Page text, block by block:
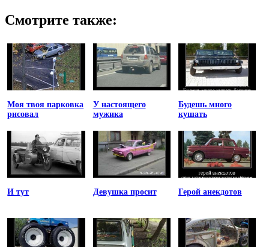
Смотрите также:
Моя твоя парковка
рисовал
У настоящего
мужика
Будешь много
кушать
И тут Девушка просит Герой анекдотов